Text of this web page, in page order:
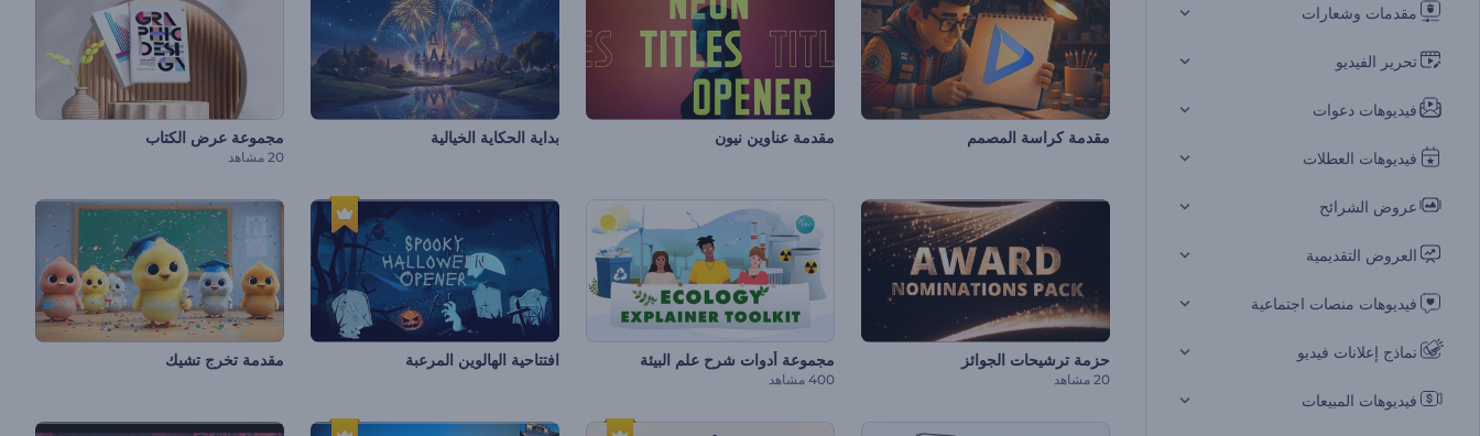
مقدمات وشعارات
تحرير الفيديو
فيديوهات دعوات
فيديوهات العطلات
عروض الشرائح
العروض التقديمية
فيديوهات منصات اجتماعية
نماذج إعلانات فيديو
فيديوهات المبيعات
مقدمة كراسة المصمم مقدمة عناوين نيون بداية الحكاية الخيالية مجموعة عرض الكتاب
20 مشاهد
حزمة ترشيحات الجوائز
20 مشاهد
مجموعة أدوات شرح علم البيئة
400 مشاهد
افتتاحية الهالوين المرعبة مقدمة تخرج تشيك